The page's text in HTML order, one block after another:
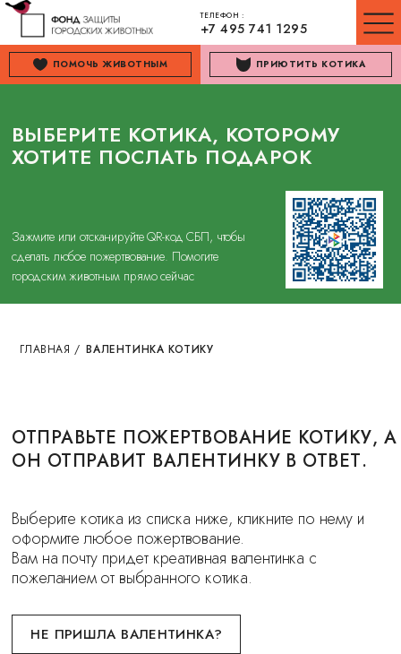
ТЕЛЕФОН :
+7 495 741 1295
ПОМОЧЬ ЖИВОТНЫМ ПРИЮТИТЬ КОТИКА
ВЫБЕРИТЕ КОТИКА, КОТОРОМУ
ХОТИТЕ ПОСЛАТЬ ПОДАРОК
Зажмите или отсканируйте QR-код СБП, чтобы
сделать любое пожертвование. Помогите
городским животным прямо сейчас
ГЛАВНАЯ / ВАЛЕНТИНКА КОТИКУ
ОТПРАВЬТЕ ПОЖЕРТВОВАНИЕ КОТИКУ, А
ОН ОТПРАВИТ ВАЛЕНТИНКУ В ОТВЕТ.
Выберите котика из списка ниже, кликните по нему и
оформите любое пожертвование.
Вам на почту придет креативная валентинка с
пожеланием от выбранного котика.
НЕ ПРИШЛА ВАЛЕНТИНКА?